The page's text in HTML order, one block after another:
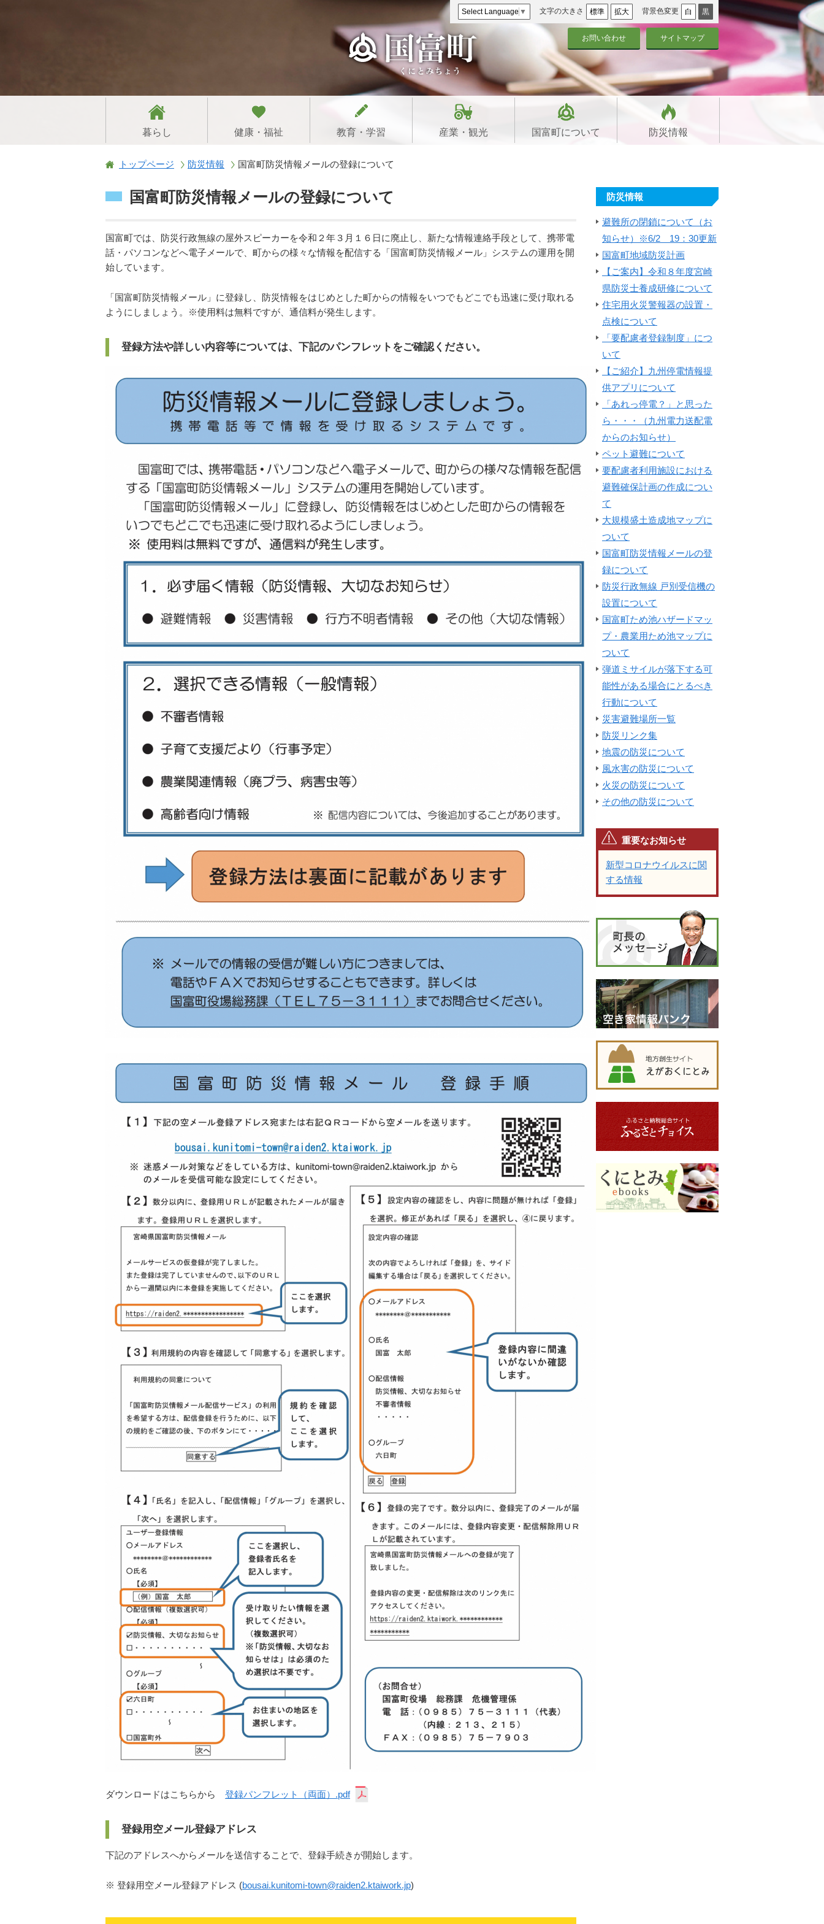
Select Language ▼ 文字の大きさ 標準 拡大 背景色変更 白 黒
お問い合わせ サイトマップ
暮らし 健康・福祉 教育・学習 産業・観光 国富町について 防災情報
トップページ 防災情報 国富町防災情報メールの登録について
国富町防災情報メールの登録について
国富町では、防災行政無線の屋外スピーカーを令和２年３月１６日に廃止し、新たな情報連絡手段として、携帯電
話・パソコンなどへ電子メールで、町からの様々な情報を配信する「国富町防災情報メール」システムの運用を開
始しています。
「国富町防災情報メール」に登録し、防災情報をはじめとした町からの情報をいつでもどこでも迅速に受け取れる
ようにしましょう。※使用料は無料ですが、通信料が発生します。
登録方法や詳しい内容等については、下記のパンフレットをご確認ください。
ダウンロードはこちらから 登録パンフレット（両面）.pdf
登録用空メール登録アドレス
下記のアドレスへからメールを送信することで、登録手続きが開始します。
※ 登録用空メール登録アドレス (bousai.kunitomi-town@raiden2.ktaiwork.jp)
防災情報
避難所の閉鎖について（お
知らせ）※6/2 19：30更新
国富町地域防災計画
【ご案内】令和８年度宮崎
県防災士養成研修について
住宅用火災警報器の設置・
点検について
「要配慮者登録制度」につ
いて
【ご紹介】九州停電情報提
供アプリについて
「あれっ停電？」と思った
ら・・・（九州電力送配電
からのお知らせ）
ペット避難について
要配慮者利用施設における
避難確保計画の作成につい
て
大規模盛土造成地マップに
ついて
国富町防災情報メールの登
録について
防災行政無線 戸別受信機の
設置について
国富町ため池ハザードマッ
プ・農業用ため池マップに
ついて
弾道ミサイルが落下する可
能性がある場合にとるべき
行動について
災害避難場所一覧
防災リンク集
地震の防災について
風水害の防災について
火災の防災について
その他の防災について
重要なお知らせ
新型コロナウイルスに関
する情報